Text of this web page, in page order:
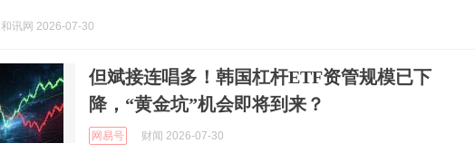
和讯网 2026-07-30
但斌接连唱多！韩国杠杆ETF资管规模已下
降，“黄金坑”机会即将到来？
网易号 财闻 2026-07-30